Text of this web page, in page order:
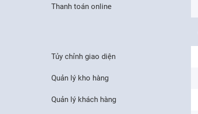
Thanh toán online
Tủy chỉnh giao diện
Quản lý kho hàng
Quản lý khách hàng